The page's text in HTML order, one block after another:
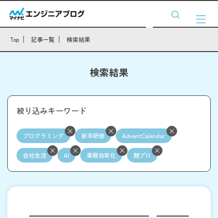
Top 記事一覧 検索結果
検索結果
絞り込みキーワード
プログラミング 新卒研修 AdventCalendar
会社生活 AI 業務効率化 競プロ